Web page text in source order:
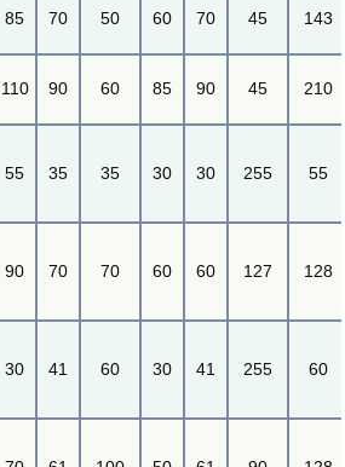
85 70 50 60 70 45 143
110 90 60 85 90 45 210
55 35 35 30 30 255 55
90 70 70 60 60 127 128
30 41 60 30 41 255 60